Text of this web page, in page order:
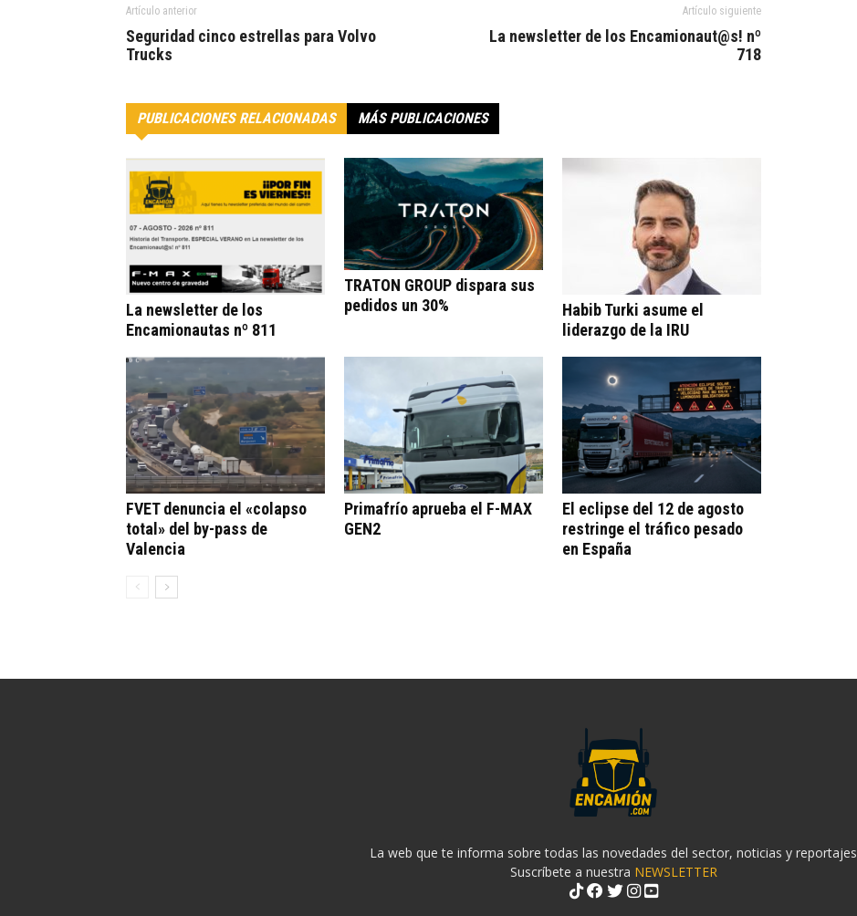
Artículo anterior
Seguridad cinco estrellas para Volvo
Trucks
Artículo siguiente
La newsletter de los Encamionaut@s! nº
718
PUBLICACIONES RELACIONADAS MÁS PUBLICACIONES
La newsletter de los
Encamionautas nº 811
TRATON GROUP dispara sus
pedidos un 30%
Habib Turki asume el
liderazgo de la IRU
FVET denuncia el «colapso
total» del by-pass de
Valencia
Primafrío aprueba el F-MAX
GEN2
El eclipse del 12 de agosto
restringe el tráfico pesado
en España
La web que te informa sobre todas las novedades del sector, noticias y reportajes
Suscríbete a nuestra NEWSLETTER